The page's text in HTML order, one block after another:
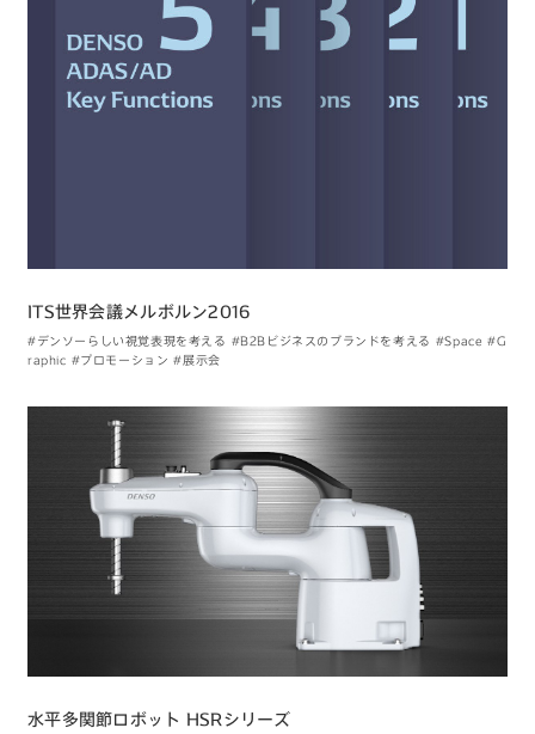
ITS世界会議メルボルン2016
#デンソーらしい視覚表現を考える #B2Bビジネスのブランドを考える #Space #G
raphic #プロモーション #展示会
水平多関節ロボット HSRシリーズ